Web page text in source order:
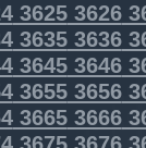
36253626
36353636
36453646
36553656
36653666